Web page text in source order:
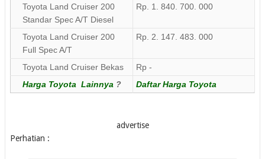
Toyota Land Cruiser 200
Standar Spec A/T Diesel
Rp. 1. 840. 700. 000
Toyota Land Cruiser 200
Full Spec A/T
Rp. 2. 147. 483. 000
Toyota Land Cruiser Bekas
Rp -
Harga Toyota Lainnya ? Daftar Harga Toyota
advertise
Perhatian :